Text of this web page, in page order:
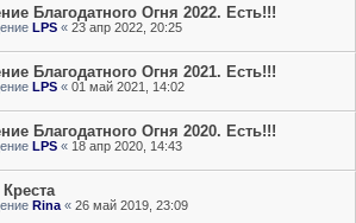
Благодатного Огня 2022. Есть!!!
LPS « 23 апр 2022, 20:25
Благодатного Огня 2021. Есть!!!
LPS « 01 май 2021, 14:02
Благодатного Огня 2020. Есть!!!
LPS « 18 апр 2020, 14:43
Rina « 26 май 2019, 23:09